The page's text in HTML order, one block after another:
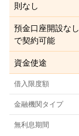
則なし
預金口座開設なし
で契約可能
資金使途
借入限度額
金融機関タイプ
無利息期間